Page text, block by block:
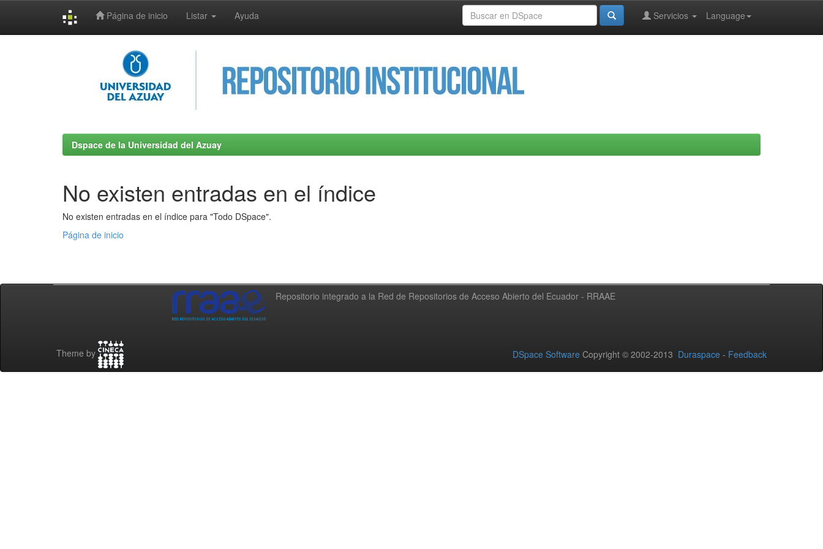
Página de inicio Listar Ayuda Language
Servicios
Dspace de la Universidad del Azuay
No existen entradas en el índice
No existen entradas en el índice para "Todo DSpace".
Página de inicio
Repositorio integrado a la Red de Repositorios de Acceso Abierto del Ecuador - RRAAE
Theme by DSpace Software Copyright © 2002-2013 Duraspace - Feedback